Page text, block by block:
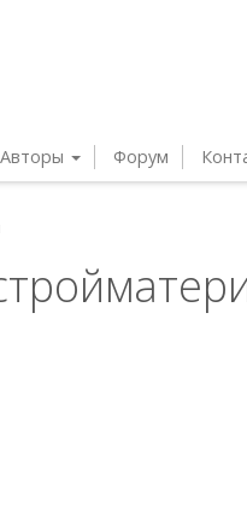
Авторы Форум